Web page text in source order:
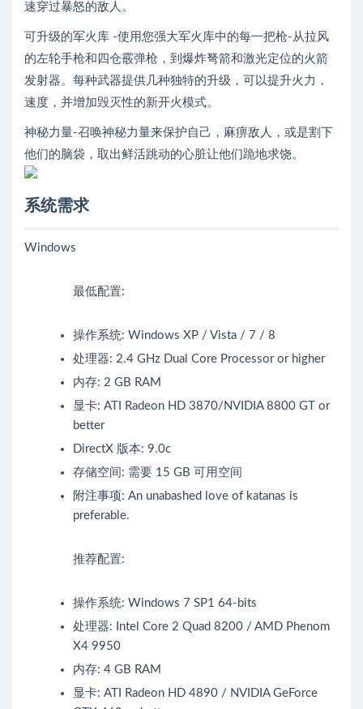
速穿过暴怒的敌人。
可升级的军火库 -使用您强大军火库中的每一把枪-从拉风
的左轮手枪和四仓霰弹枪，到爆炸弩箭和激光定位的火箭
发射器。每种武器提供几种独特的升级，可以提升火力，
速度，并增加毁灭性的新开火模式。
神秘力量-召唤神秘力量来保护自己，麻痹敌人，或是割下
他们的脑袋，取出鲜活跳动的心脏让他们跪地求饶。
系统需求
Windows
最低配置:
操作系统: Windows XP / Vista / 7 / 8
处理器: 2.4 GHz Dual Core Processor or higher
内存: 2 GB RAM
显卡: ATI Radeon HD 3870/NVIDIA 8800 GT or
better
DirectX 版本: 9.0c
存储空间: 需要 15 GB 可用空间
附注事项: An unabashed love of katanas is
preferable.
推荐配置:
操作系统: Windows 7 SP1 64-bits
处理器: Intel Core 2 Quad 8200 / AMD Phenom
X4 9950
内存: 4 GB RAM
显卡: ATI Radeon HD 4890 / NVIDIA GeForce